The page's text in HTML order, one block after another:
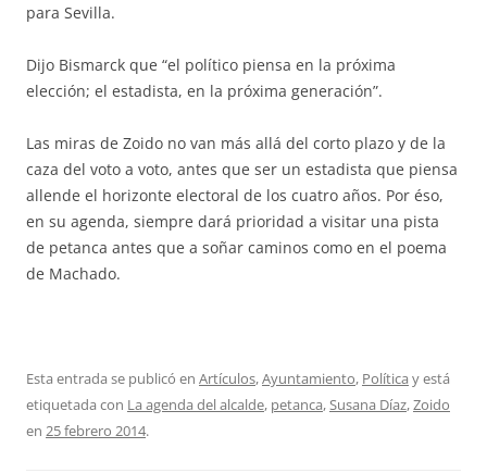
para Sevilla.
Dijo Bismarck que “el político piensa en la próxima
elección; el estadista, en la próxima generación”.
Las miras de Zoido no van más allá del corto plazo y de la
caza del voto a voto, antes que ser un estadista que piensa
allende el horizonte electoral de los cuatro años. Por éso,
en su agenda, siempre dará prioridad a visitar una pista
de petanca antes que a soñar caminos como en el poema
de Machado.
Esta entrada se publicó en Artículos,Ayuntamiento, Política y está
etiquetada con La agenda del alcalde, petanca, Susana Díaz,Zoido
en 25 febrero 2014.